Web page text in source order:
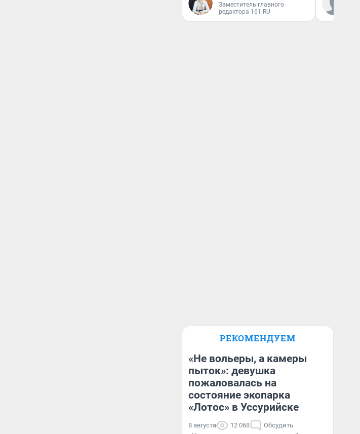
Заместитель главного
редактора 161.RU
РЕКОМЕНДУЕМ
«Не вольеры, а камеры
пыток»: девушка
пожаловалась на
состояние экопарка
«Лотос» в Уссурийске
8 августа 12 068 Обсудить